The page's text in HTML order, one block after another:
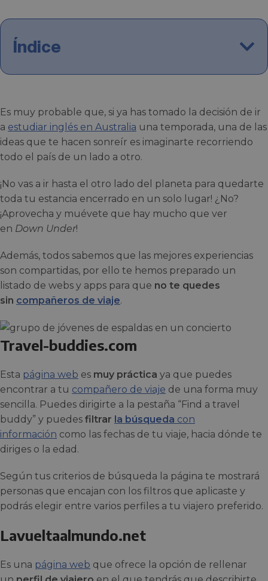
Índice
Es muy probable que, si ya has tomado la decisión de ir
a estudiar inglés en Australia una temporada, una de las
ideas que te hacen sonreír es imaginarte recorriendo
todo el país de un lado a otro.
¡No vas a ir hasta el otro lado del planeta para quedarte
toda tu estancia encerrado en un solo lugar! ¿No?
¡Aprovecha y muévete que hay mucho que ver
en Down Under!
Además, todos sabemos que las mejores experiencias
son compartidas, por ello te hemos preparado un
listado de webs y apps para que no te quedes
sin compañeros de viaje.
Travel-buddies.com
Esta página web es muy práctica ya que puedes
encontrar a tu compañero de viaje de una forma muy
sencilla. Puedes dirigirte a la pestaña “Find a travel
buddy” y puedes filtrar la búsqueda con
información como las fechas de tu viaje, hacia dónde te
diriges o la edad.
Según tus criterios de búsqueda la página te mostrará
personas que encajan con los filtros que aplicaste y
podrás elegir entre varios perfiles a tu viajero preferido.
Lavueltaalmundo.net
Es una página web que ofrece la opción de rellenar